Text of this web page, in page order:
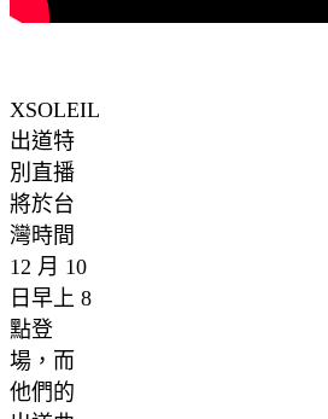
XSOLEIL
出道特
別直播
將於台
灣時間
12 月 10
日早上 8
點登
場，而
他們的